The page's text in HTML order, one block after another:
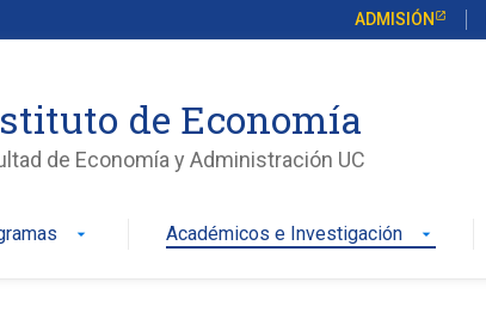
ADMISIÓN
de Economía
de Economía y Administración UC
arrow_drop_down Académicos e Investigación arrow_drop_down